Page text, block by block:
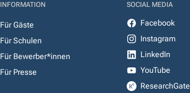
INFORMATION
Für Gäste
Für Schulen
Für Bewerber*innen
Für Presse
SOCIAL MEDIA
Facebook
Instagram
LinkedIn
YouTube
ResearchGate